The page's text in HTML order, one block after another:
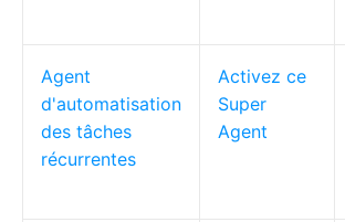
Agent
d'automatisation
des tâches
récurrentes
Activez ce
Super
Agent